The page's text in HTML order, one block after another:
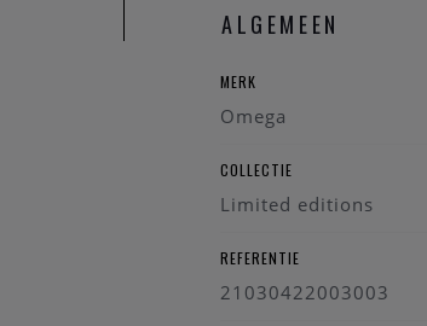
ALGEMEEN
MERK
Omega
COLLECTIE
Limited editions
REFERENTIE
21030422003003